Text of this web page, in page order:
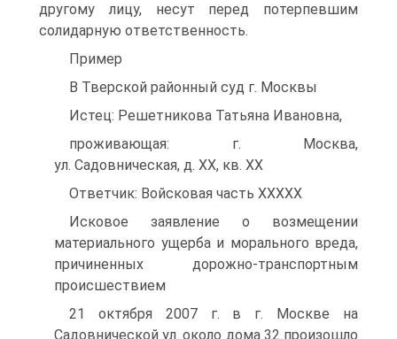
другому лицу, несут перед потерпевшим
солидарную ответственность.
Пример
В Тверской районный суд г. Москвы
Истец: Решетникова Татьяна Ивановна,
проживающая: г. Москва,
ул. Садовническая, д. XX, кв. XX
Ответчик: Войсковая часть ХХХХХ
Исковое заявление о возмещении
материального ущерба и морального вреда,
причиненных дорожно-транспортным
происшествием
21 октября 2007 г. в г. Москве на
Садовнической ул. около дома 32 произошло